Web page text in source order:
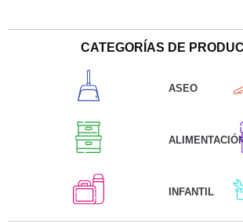
CATEGORÍAS DE
ASEO
INFANTIL